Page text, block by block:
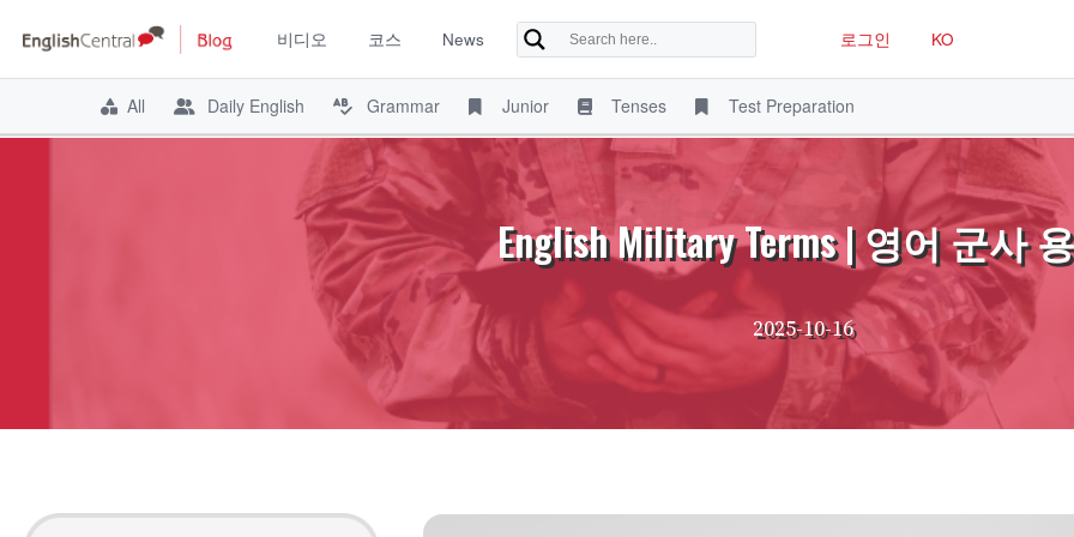
비디오 코스 News 로그인 KO
All Daily English Grammar Junior Tenses Test Preparation
English Military Terms | 영어 군사
2025-10-16